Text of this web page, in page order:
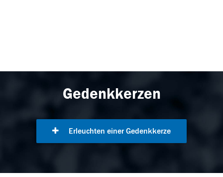
Gedenkkerzen
Erleuchten einer Gedenkkerze